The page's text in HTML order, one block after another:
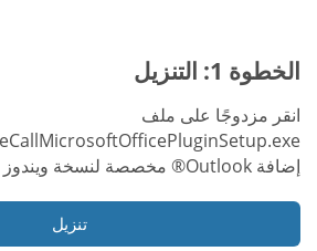
الخطوة 1: التنزيل
انقر مزدوجًا على ملف
إضافة Outlook® مخصصة لنسخة ويندوز فقط.
تنزيل